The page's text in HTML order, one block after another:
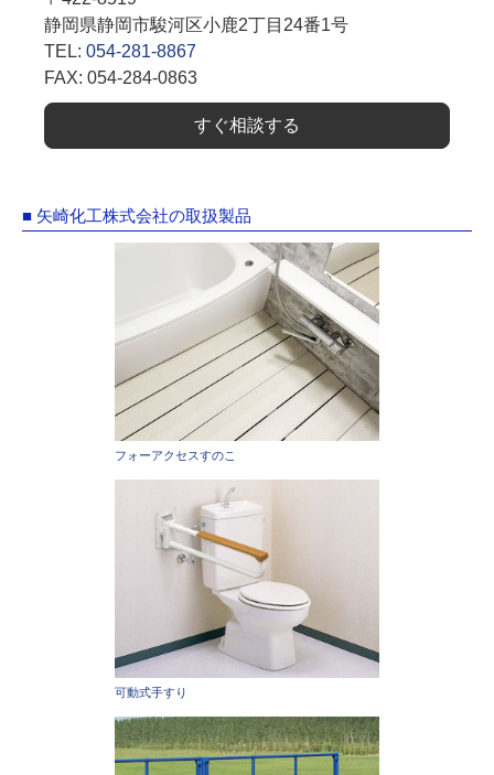
静岡県静岡市駿河区小鹿2丁目24番1号
TEL: 054-281-8867
FAX: 054-284-0863
すぐ相談する
■ 矢崎化工株式会社の取扱製品
フォーアクセスすのこ
可動式手すり